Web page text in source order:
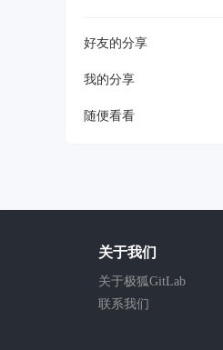
好友的分享
我的分享
随便看看
关于我们
关于极狐GitLab
联系我们